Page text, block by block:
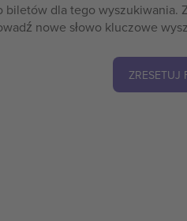
biletów dla tego wyszukiwania.
nowe słowo kluczowe
ZRESETUJ